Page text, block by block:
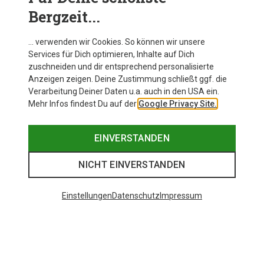
Zur Produktseite
Bergzeit...
… verwenden wir Cookies. So können wir unsere
Services für Dich optimieren, Inhalte auf Dich
zuschneiden und dir entsprechend personalisierte
Anzeigen zeigen. Deine Zustimmung schließt ggf. die
Verarbeitung Deiner Daten u.a. auch in den USA ein.
Mehr Infos findest Du auf der Google Privacy Site.
EINVERSTANDEN
NICHT EINVERSTANDEN
EinstellungenDatenschutz Impressum